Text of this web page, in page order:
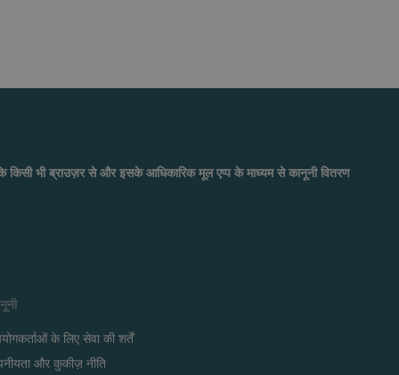
किसी भी ब्राउज़र से और इसके आधिकारिक मूल एप्प के माध्यम से कानूनी वितरण
के लिए सेवा की शर्तें
और कुकीज़ नीति